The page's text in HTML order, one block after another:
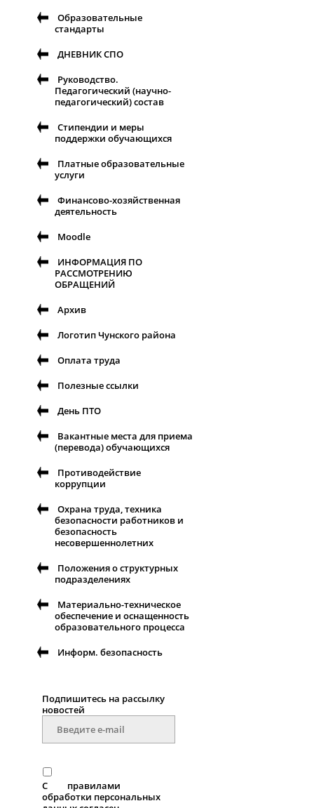
Образовательные
стандарты
ДНЕВНИК СПО
Руководство.
Педагогический (научно-
педагогический) состав
Стипендии и меры
поддержки обучающихся
Платные образовательные
услуги
Финансово-хозяйственная
деятельность
Moodle
ИНФОРМАЦИЯ ПО
РАССМОТРЕНИЮ
ОБРАЩЕНИЙ
Архив
Логотип Чунского района
Оплата труда
Полезные ссылки
День ПТО
Вакантные места для приема
(перевода) обучающихся
Противодействие
коррупции
Охрана труда, техника
безопасности работников и
безопасность
несовершеннолетних
Положения о структурных
подразделениях
Материально-техническое
обеспечение и оснащенность
образовательного процесса
Информ. безопасность
Подпишитесь на рассылку
новоcтей
С
правилами
обработки персональных